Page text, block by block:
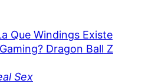
Que Windings Existe
Dragon Ball Z
Sex